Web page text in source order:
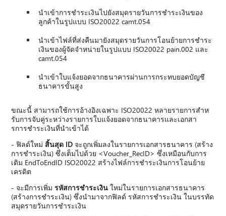
นําเข้าการชําระเงินไปยังสมุดรายวันการชําระเงินของ
ลูกค้าในรูปแบบ ISO20022 camt.054
นําเข้าไฟล์ที่ส่งคืนมายังสมุดรายวันการโอนย้ายการชําระ
เงินของผู้จัดจําหน่ายในรูปแบบ ISO20022 pain.002 และ
camt.054
นําเข้าใบแจ้งยอดจากธนาคารผ่านการกระทบยอดบัญชี
ธนาคารขั้นสูง
ขณะนี้ สามารถใช้การอ้างอิงเฉพาะ ISO20022 หลายรายการสําห
รับการจับคู่ระหว่างรายการใบแจ้งยอดจากธนาคารและเอกสา
รการชําระเงินที่นําเข้าได้
- ฟิลด์ใหม่ สิ้นสุด ID จะถูกเพิ่มลงในรายการเอกสารธนาคาร (สร้าง
การชําระเงิน) ซึ่งเต็มไปด้วย <Voucher_RecID> ซึ่งเหมือนกับการ
เติม EndToEndID ISO20022 สร้างไฟล์การชําระเงินการโอนย้าย
เครดิต
- จะมีการเพิ่มรหัสการชําระเงิน ใหม่ในรายการเอกสารธนาคาร
(สร้างการชําระเงิน) ซึ่งนํามาจากฟิลด์ รหัสการชําระเงิน ในบรรทัด
สมุดรายวันการชําระเงิน